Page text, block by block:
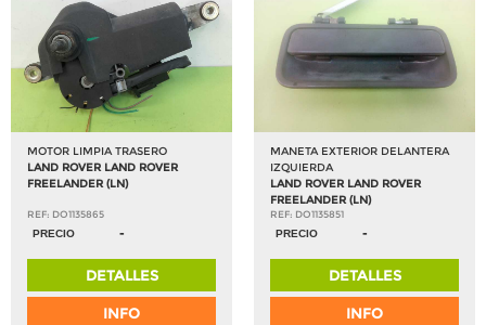
MOTOR LIMPIA TRASERO
LAND ROVER LAND ROVER
FREELANDER (LN)
REF: DO1135865
PRECIO
-
DETALLES
INFO
MANETA EXTERIOR DELANTERA
IZQUIERDA
LAND ROVER LAND ROVER
FREELANDER (LN)
REF: DO1135851
PRECIO
-
DETALLES
INFO